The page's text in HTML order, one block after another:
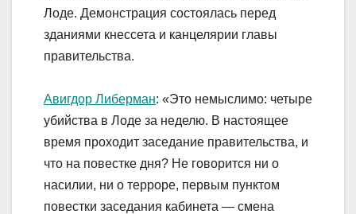
Лоде. Демонстрация состоялась перед
зданиями кнессета и канцелярии главы
правительства.
Авигдор Либерман: «Это немыслимо: четыре
убийства в Лоде за неделю. В настоящее
время проходит заседание правительства, и
что на повестке дня? Не говорится ни о
насилии, ни о терроре, первым пунктом
повестки заседания кабинета — смена